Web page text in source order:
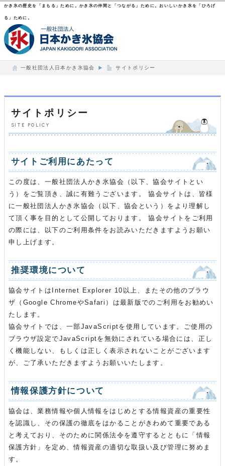
かき氷の歴史を「まもる」ために。かき氷の仲間と「つながる」ために。おいしいかき氷を「ひろげ
る」ために。
一般社団法人日本かき氷協会 サイトポリシー
サイトポリシー
SITE POLICY
サイトご利用にあたって
この度は、一般社団法人かき氷協会（以下、協会サイトとい
う）をご覧頂き、誠に有難うございます。 協会サイトは、皆様
に一般社団法人かき氷協会（以下、協会という）をより理解し
て頂く事を目的として公開しております。 協会サイトをご利用
の際には、以下のご利用条件をお読みいただきますようお願い
申し上げます。
推奨環境について
協会サイトはInternet Explorer 10以上、またその他のブラウ
ザ（Google ChromeやSafari）は最新版でのご利用をお勧めい
たします。
協会サイトでは、一部JavaScriptを使用しています。ご使用の
ブラウザ設定でJavaScriptを無効にされている場合には、正し
く機能しない、もしくは正しく表示されないことがございます
が、ご了承いただきますようお願いいたします。
情報保護方針について
協会は、業務情報や個人情報をはじめとする情報資産の重要性
を認識し、その保護の徹底をはかることがきわめて重要である
と考えており、そのために関係法令を遵守するとともに「情報
保護方針」を定め、情報資産の適切な取扱い及び管理に努めま
す。